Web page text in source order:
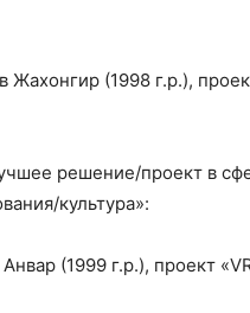
Жахонгир (1998 г.р.),
решение/проект в
культура»:
(1999 г.р.), проект